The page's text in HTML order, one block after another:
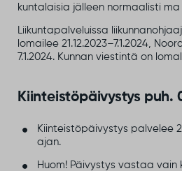
kuntalaisia jälleen normaalisti ma
Liikuntapalveluissa
lomailee 21.12.2023–7.1.2024,
7.1.2024. Kunnan viestintä on
Kiinteistöpäivystys puh.
Kiinteistöpäivystys palvelee
ajan.
Huom! Päivystys vastaa vain